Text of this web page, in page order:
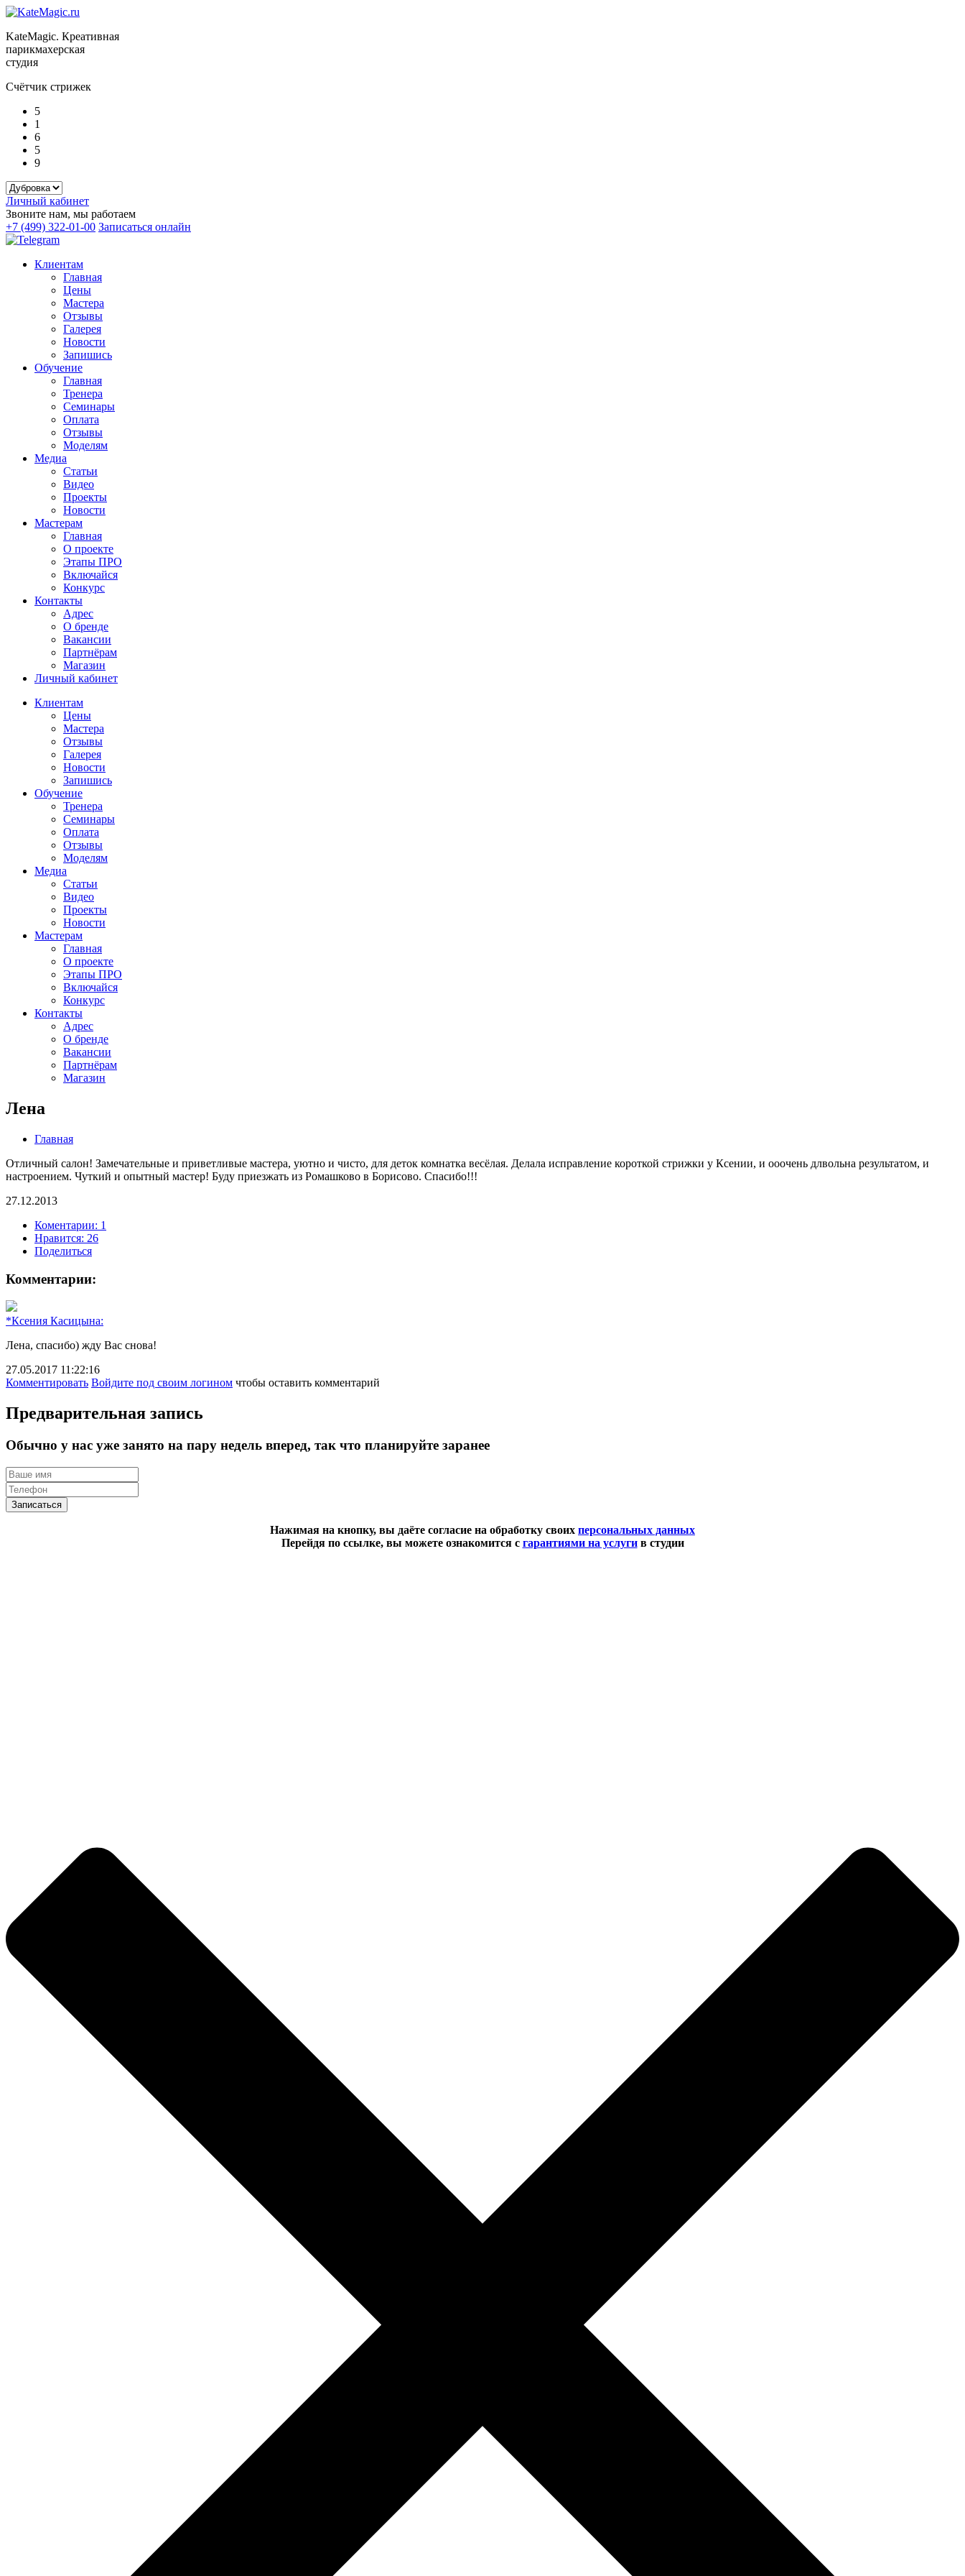
KateMagic. Креативная
парикмахерская
студия
Счётчик стрижек
5
1
6
5
9
Личный кабинет
Звоните нам, мы работаем
+7 (499) 322-01-00 Записаться онлайн
Клиентам
Главная
Цены
Мастера
Отзывы
Галерея
Новости
Запишись
Обучение
Главная
Тренера
Семинары
Оплата
Отзывы
Моделям
Медиа
Статьи
Видео
Проекты
Новости
Мастерам
Главная
О проекте
Этапы ПРО
Включайся
Конкурс
Контакты
Адрес
О бренде
Вакансии
Партнёрам
Магазин
Личный кабинет
Клиентам
Цены
Мастера
Отзывы
Галерея
Новости
Запишись
Обучение
Тренера
Семинары
Оплата
Отзывы
Моделям
Медиа
Статьи
Видео
Проекты
Новости
Мастерам
Главная
О проекте
Этапы ПРО
Включайся
Конкурс
Контакты
Адрес
О бренде
Вакансии
Партнёрам
Магазин
Лена
Главная
Отличный салон! Замечательные и приветливые мастера, уютно и чисто, для деток комнатка весёлая. Делала исправление короткой стрижки у Ксении, и ооочень длвольна результатом, и
настроением. Чуткий и опытный мастер! Буду приезжать из Ромашково в Борисово. Спасибо!!!
27.12.2013
Коментарии: 1
Нравится: 26
Поделиться
Комментарии:
*Ксения Касицына:
Лена, спасибо) жду Вас снова!
27.05.2017 11:22:16
Комментировать Войдите под своим логином чтобы оставить комментарий
Предварительная запись
Обычно у нас уже занято на пару недель вперед, так что планируйте заранее
Записаться
Нажимая на кнопку, вы даёте согласие на обработку своих персональных данных
Перейдя по ссылке, вы можете ознакомится с гарантиями на услугив студии